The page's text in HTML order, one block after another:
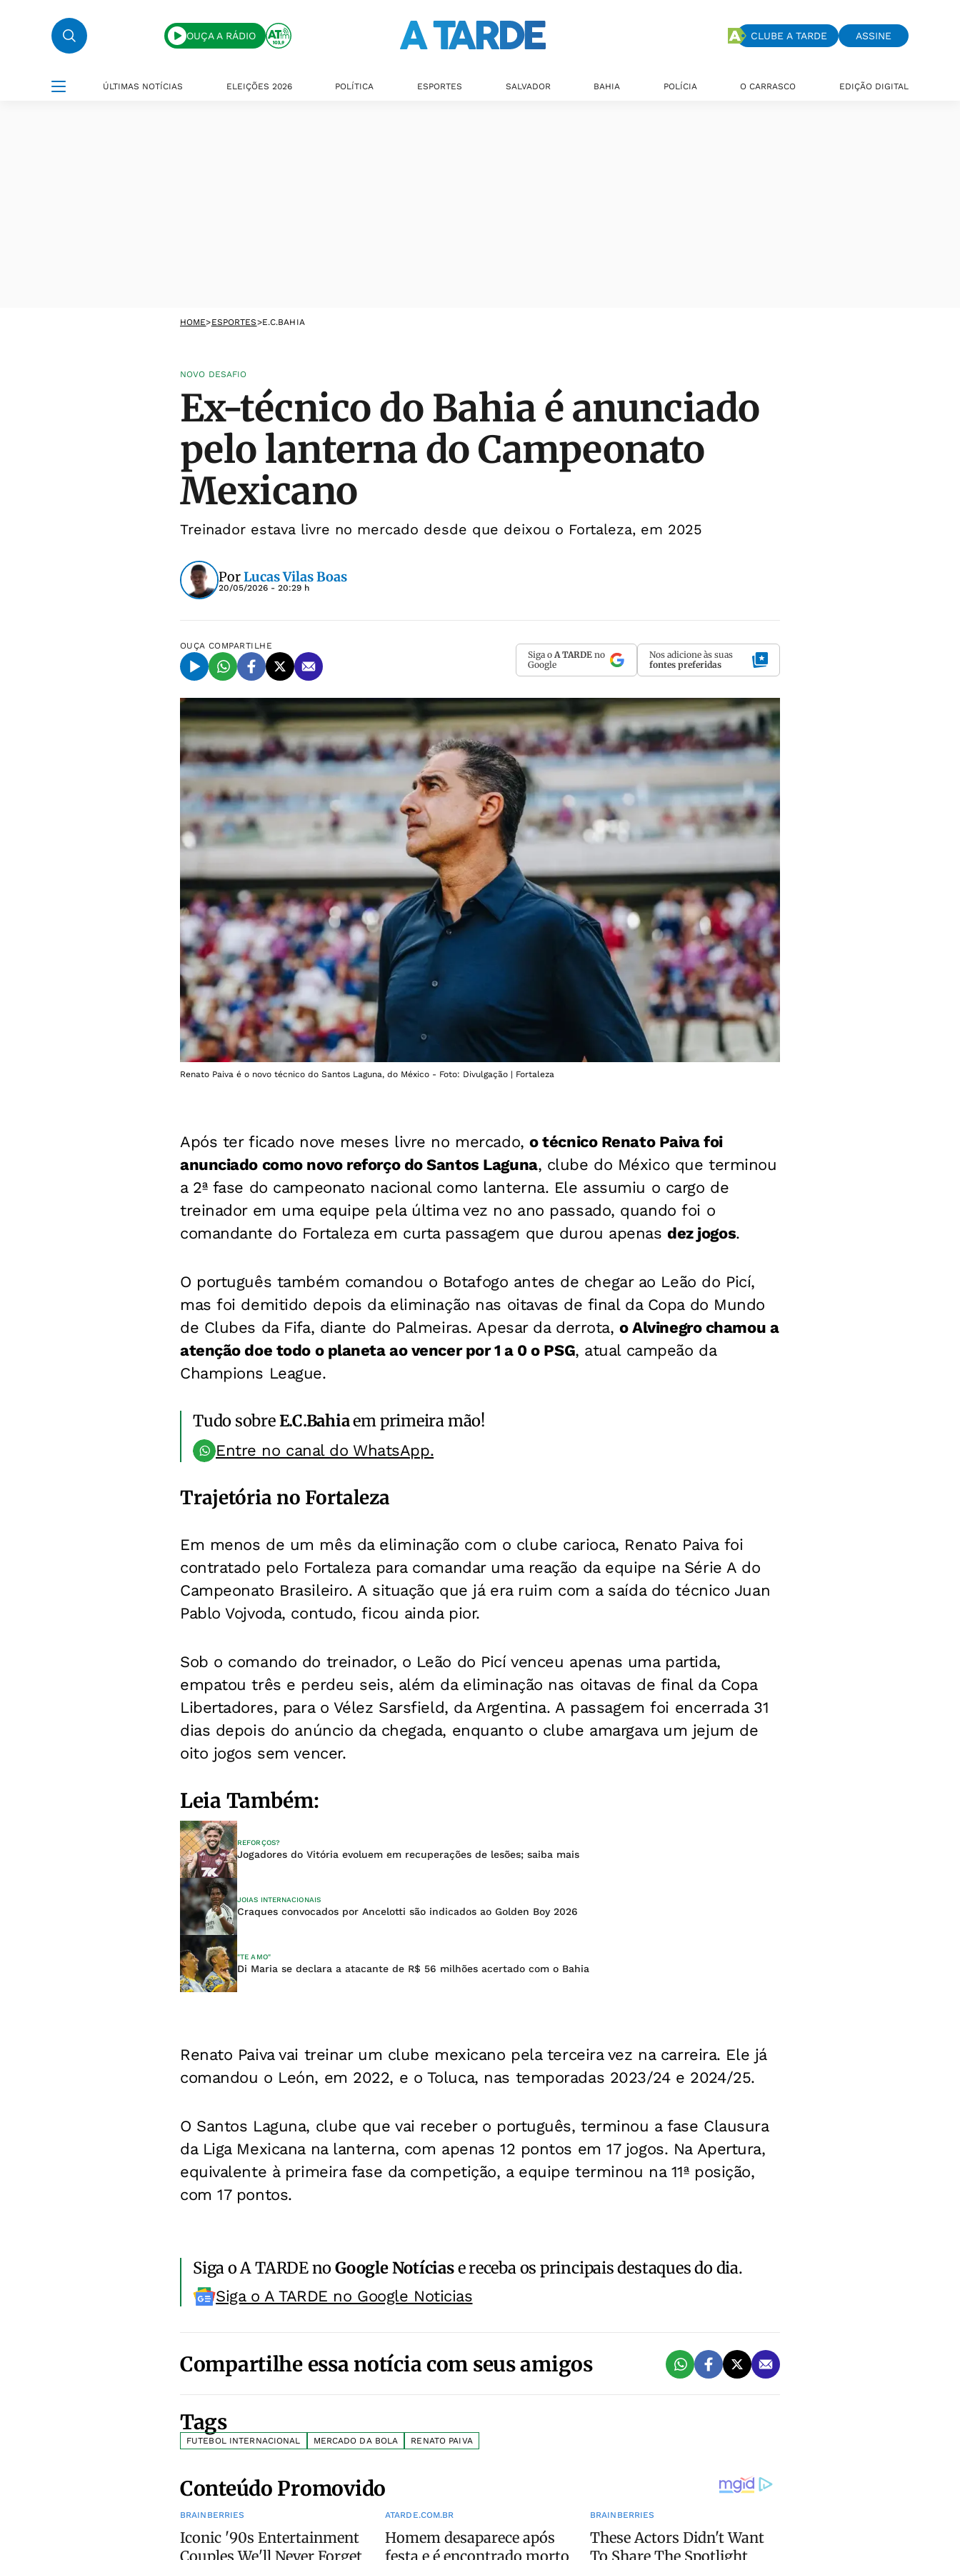
OUÇA A RÁDIO CLUBE A TARDE ASSINE
ÚLTIMAS NOTÍCIAS ELEIÇÕES 2026 POLÍTICA ESPORTES SALVADOR BAHIA POLÍCIA O CARRASCO EDIÇÃO DIGITAL
HOME>ESPORTES>E.C.BAHIA
NOVO DESAFIO
Ex-técnico do Bahia é anunciado
pelo lanterna do Campeonato
Mexicano
Treinador estava livre no mercado desde que deixou o Fortaleza, em 2025
PorLucas Vilas Boas
20/05/2026 - 20:29 h
OUÇA COMPARTILHE
Siga o A TARDE no
Google
Nos adicione às suas
fontes preferidas
Renato Paiva é o novo técnico do Santos Laguna, do México - Foto: Divulgação | Fortaleza
Após ter ficado nove meses livre no mercado,o técnico Renato Paiva foi
anunciado como novo reforço do Santos Laguna, clube do México que terminou
a 2ª fase do campeonato nacional como lanterna. Ele assumiu o cargo de
treinador em uma equipe pela última vez no ano passado, quando foi o
comandante do Fortaleza em curta passagem que durou apenasdez jogos.
O português também comandou o Botafogo antes de chegar ao Leão do Picí,
mas foi demitido depois da eliminação nas oitavas de final da Copa do Mundo
de Clubes da Fifa, diante do Palmeiras. Apesar da derrota,o Alvinegro chamou a
atenção doe todo o planeta ao vencer por 1 a 0 o PSG, atual campeão da
Champions League.
Tudo sobreE.C.Bahiaem primeira mão!
Entre no canal do WhatsApp.
Trajetória no Fortaleza
Em menos de um mês da eliminação com o clube carioca, Renato Paiva foi
contratado pelo Fortaleza para comandar uma reação da equipe na Série A do
Campeonato Brasileiro. A situação que já era ruim com a saída do técnico Juan
Pablo Vojvoda, contudo, ficou ainda pior.
Sob o comando do treinador, o Leão do Picí venceu apenas uma partida,
empatou três e perdeu seis, além da eliminação nas oitavas de final da Copa
Libertadores, para o Vélez Sarsfield, da Argentina. A passagem foi encerrada 31
dias depois do anúncio da chegada, enquanto o clube amargava um jejum de
oito jogos sem vencer.
Leia Também:
REFORÇOS?
Jogadores do Vitória evoluem em recuperações de lesões; saiba mais
JOIAS INTERNACIONAIS
Craques convocados por Ancelotti são indicados ao Golden Boy 2026
"TE AMO"
Di Maria se declara a atacante de R$ 56 milhões acertado com o Bahia
Renato Paiva vai treinar um clube mexicano pela terceira vez na carreira. Ele já
comandou o León, em 2022, e o Toluca, nas temporadas 2023/24 e 2024/25.
O Santos Laguna, clube que vai receber o português, terminou a fase Clausura
da Liga Mexicana na lanterna, com apenas 12 pontos em 17 jogos. Na Apertura,
equivalente à primeira fase da competição, a equipe terminou na 11ª posição,
com 17 pontos.
Siga o A TARDE noGoogle Notíciase receba os principais destaques do dia.
Siga o A TARDE no Google Noticias
Compartilhe essa notícia com seus amigos
Tags
FUTEBOL INTERNACIONAL MERCADO DA BOLA RENATO PAIVA